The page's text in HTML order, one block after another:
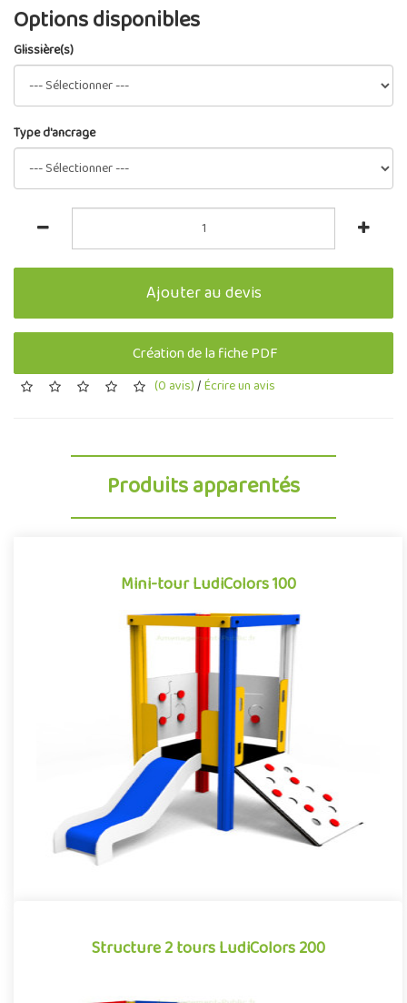
Options disponibles
Glissière(s)
Type d'ancrage
Ajouter au devis
Création de la fiche PDF
(0 avis)/Écrire un avis
Produits apparentés
Mini-tour LudiColors 100
Mini-tour LudiColors 100
Structure pour aire de jeux extérieurs de la gamme LudiColors,
la Mini-tour et ses multiples activités combinées sur une faib..
Offre partenaire
Structure 2 tours LudiColors 200